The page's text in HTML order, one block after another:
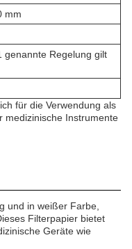
mm
genannte Regelung gilt
für die Verwendung als
medizinische Instrumente
und in weißer Farbe,
Filterpapier bietet
Geräte wie